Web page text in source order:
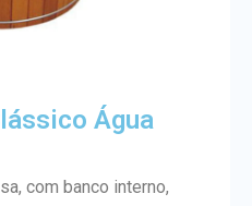
Água
com banco interno,